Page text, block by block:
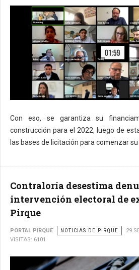
Con eso, se garantiza su
construcción para el 2022, luego de
las bases de licitación para comenzar
Contraloría desestima
intervención electoral de
Pirque
PORTAL PIRQUE NOTICIAS DE PIRQUE
29
VISITAS: 6101